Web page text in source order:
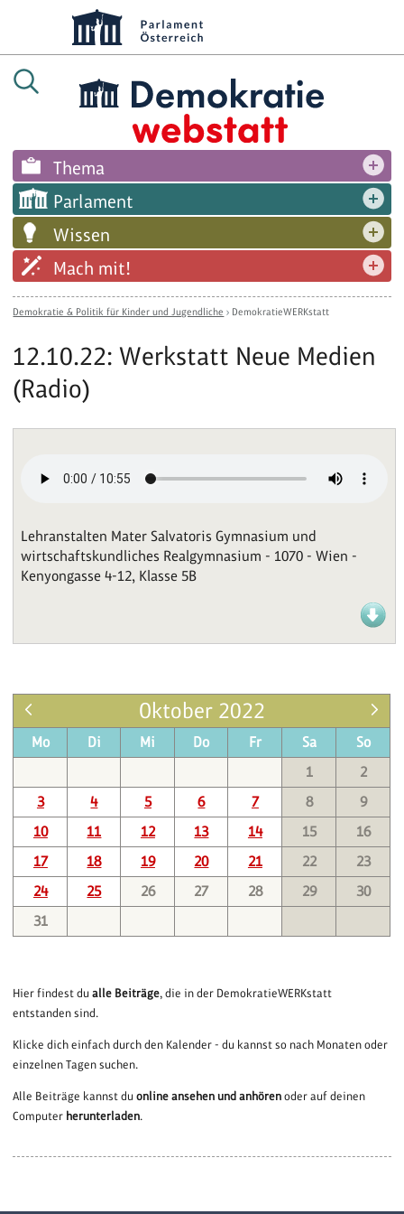
Thema
Parlament
Wissen
Mach mit!
Demokratie & Politik für Kinder und Jugendliche › DemokratieWERKstatt
12.10.22: Werkstatt Neue Medien
(Radio)
Lehranstalten Mater Salvatoris Gymnasium und
wirtschaftskundliches Realgymnasium - 1070 - Wien -
Kenyongasse 4-12, Klasse 5B
Oktober 2022
Mo Di Mi Do Fr Sa
So
1
2
3
4 5 6 7 8
9
10
11 12 13 14 15
16
17
18 19 20 21 22
23
24
25 26 27 28 29
30
31
Hier findest dualle Beiträge, die in der DemokratieWERKstatt
entstanden sind.
Klicke dich einfach durch den Kalender - du kannst so nach Monaten oder
einzelnen Tagen suchen.
Alle Beiträge kannst duonline ansehen und anhören oder auf deinen
Computer herunterladen.